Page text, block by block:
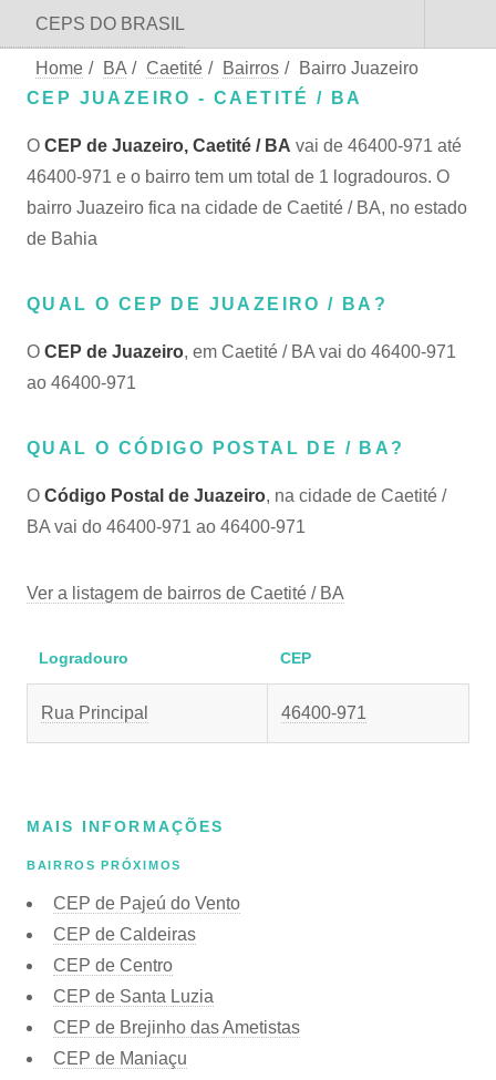
CEPS DO BRASIL
Home / BA / Caetité / Bairros /
Bairro Juazeiro
CEP JUAZEIRO - CAETITÉ / BA
O CEP de Juazeiro, Caetité / BA vai de 46400-971 até
46400-971 e o bairro tem um total de 1 logradouros. O
bairro Juazeiro fica na cidade de Caetité / BA, no estado
de Bahia
QUAL O CEP DE JUAZEIRO / BA?
O CEP de Juazeiro, em Caetité / BA vai do 46400-971
ao 46400-971
QUAL O CÓDIGO POSTAL DE / BA?
O Código Postal de Juazeiro, na cidade de Caetité /
BA vai do 46400-971 ao 46400-971
Ver a listagem de bairros de Caetité / BA
Logradouro CEP
Rua Principal 46400-971
MAIS INFORMAÇÕES
BAIRROS PRÓXIMOS
CEP de Pajeú do Vento
CEP de Caldeiras
CEP de Centro
CEP de Santa Luzia
CEP de Brejinho das Ametistas
CEP de Maniaçu